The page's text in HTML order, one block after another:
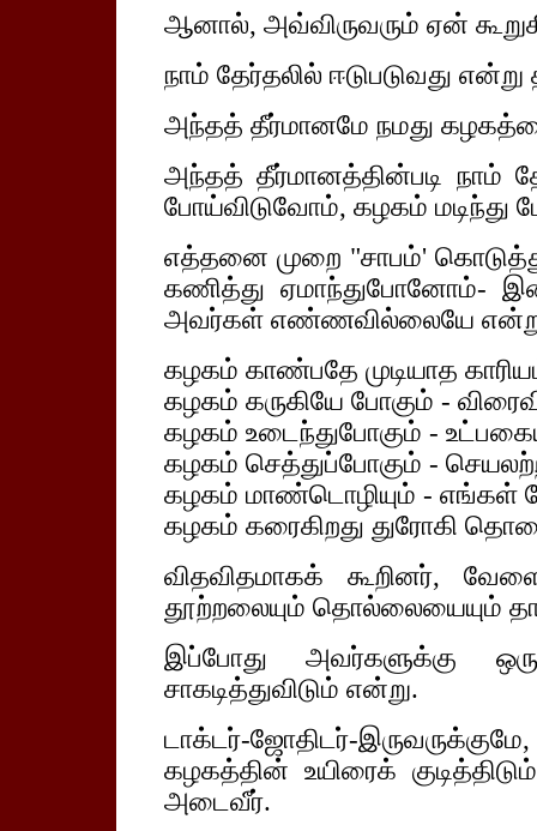
ஆனால், அவ்விருவரும் ஏன்
நாம் தேர்தலில் ஈடுபடுவது
அந்தத் தீர்மானமே நமது
அந்தத் தீர்மானத்தின்படி நாம்
போய்விடுவோம், கழகம் மடிந்து
எத்தனை முறை "சாபம்'
கணித்து ஏமாந்துபோனோம்-
அவர்கள் எண்ணவில்லையே
கழகம் காண்பதே முடியாத
கழகம் கருகியே போகும் -
கழகம் உடைந்துபோகும் -
கழகம் செத்துப்போகும் -
கழகம் மாண்டொழியும் - எங்கள்
கழகம் கரைகிறது துரோகி
விதவிதமாகக் கூறினர்,
தூற்றலையும் தொல்லையையும்
இப்போது அவர்களுக்கு
சாகடித்துவிடும் என்று.
டாக்டர்-ஜோதிடர்-
கழகத்தின் உயிரைக்
அடைவீர்.